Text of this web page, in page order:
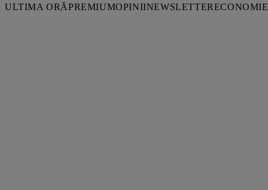
ULTIMA ORĂPREMIUMOPINIINEWSLETTERECONOMIE